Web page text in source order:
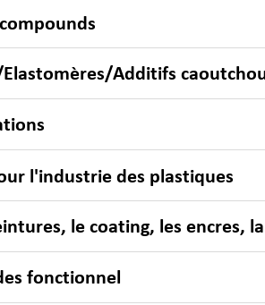
Additifs
l'industrie des plastiques
le coating, les encres,
fonctionnel